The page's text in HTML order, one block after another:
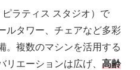
ラティス スタジオ）で
ルタワー、チェアなど多彩
。複数のマシンを活用する
リエーションは広げ、 高齢